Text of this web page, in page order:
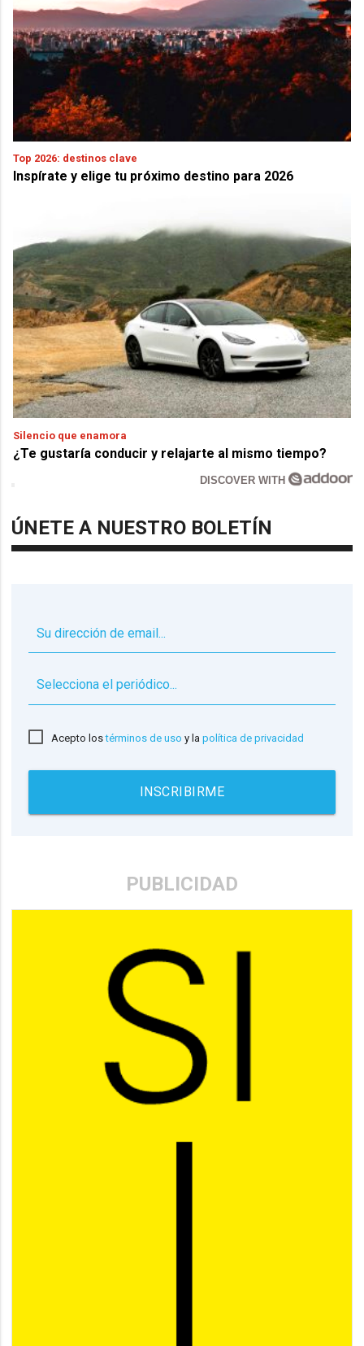
Top 2026: destinos clave
Inspírate y elige tu próximo destino para 2026
Silencio que enamora
¿Te gustaría conducir y relajarte al mismo tiempo?
DISCOVER WITH
ÚNETE A NUESTRO BOLETÍN
Acepto lostérminos de uso y lapolítica de privacidad
INSCRIBIRME
PUBLICIDAD